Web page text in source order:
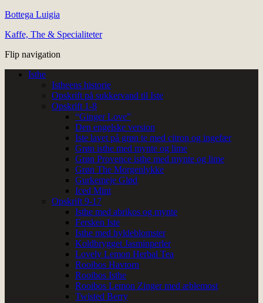
Bottega Luigia
Kaffe, The & Specialiteter
Flip navigation
Isthe
Istheens historie
Opskrift på sukkervand til Iste
Opskrift 1-8
“Ginger Love”
Den engelske version
Iste lavet på grøn te med citron og ingefær
Grøn isthe med mynte og lime
Grøn Provence isthe med mynte og lime
Grøn The Morgenlykke
Gurkemeje Glød
Iced Mint
Opskrift 9-17
Isthe med abrikos og mynte
Fersken Iste
Isthe med hyldeblomster
Koldbrygget Jasminperler
Lovely Lemon Herbal Tea
Rooibos Havtorn
Rooibos Isthe
Rooibos Lemon Zinger med æblemost
Twisted Berry